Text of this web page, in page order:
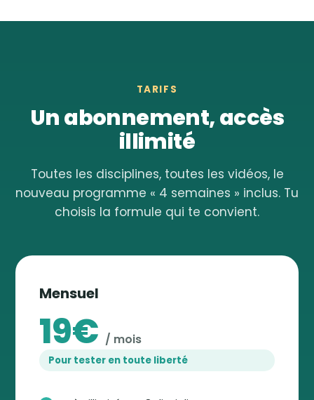
TARIFS
Un abonnement, accès
illimité
Toutes les disciplines, toutes les vidéos, le
nouveau programme « 4 semaines » inclus. Tu
choisis la formule qui te convient.
Mensuel
19€ / mois
Pour tester en toute liberté